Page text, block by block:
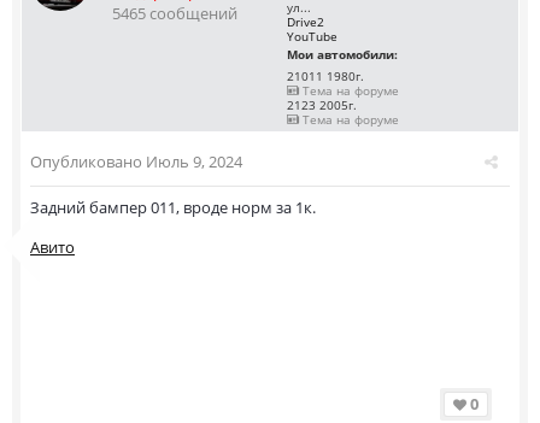
5465 сообщений
ул...
Drive2
YouTube
Мои автомобили:
21011 1980г.
Тема на форуме
2123 2005г.
Тема на форуме
Опубликовано Июль 9, 2024
Задний бампер 011, вроде норм за 1к.
Авито
0